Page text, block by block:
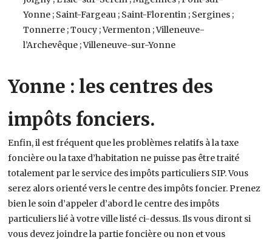
Yonne ; Saint-Fargeau ; Saint-Florentin ; Sergines ;
Tonnerre ; Toucy ; Vermenton ; Villeneuve-
l’Archevêque ; Villeneuve-sur-Yonne
Yonne : les centres des
impôts fonciers.
Enfin, il est fréquent que les problèmes relatifs à la taxe
foncière ou la taxe d’habitation ne puisse pas être traité
totalement par le service des impôts particuliers SIP. Vous
serez alors orienté vers le centre des impôts foncier. Prenez
bien le soin d’appeler d’abord le centre des impôts
particuliers lié à votre ville listé ci-dessus. Ils vous diront si
vous devez joindre la partie foncière ou non et vous